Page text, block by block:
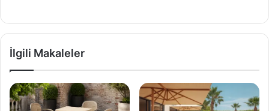
İlgili Makaleler